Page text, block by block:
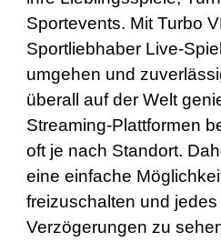
Sportevents. Mit Turbo
Sportliebhaber Live-
umgehen und
überall auf der Welt
Streaming-Plattformen
oft je nach Standort.
eine einfache
freizuschalten und
Verzögerungen zu